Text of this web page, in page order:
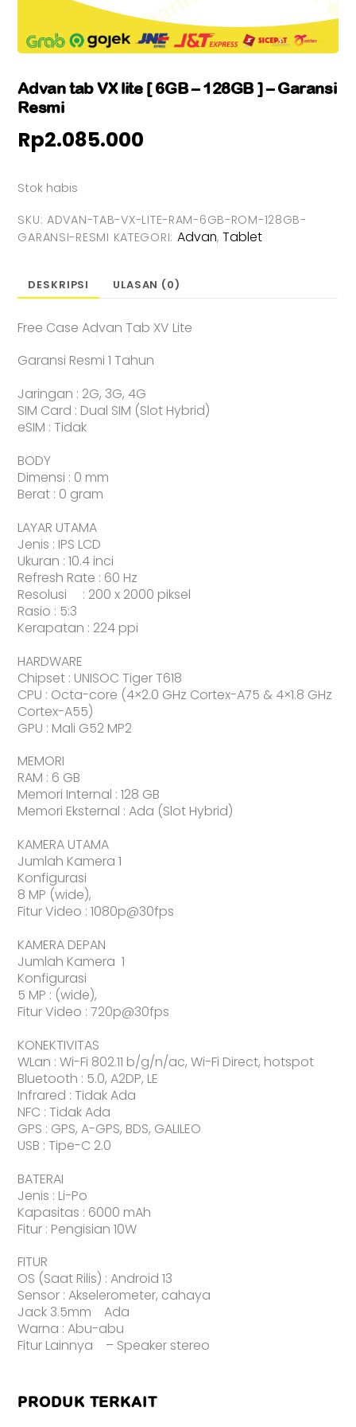
Advan tab VX lite [ 6GB – 128GB ] – Garansi
Resmi
Rp2.085.000
Stok habis
SKU:ADVAN-TAB-VX-LITE-RAM-6GB-ROM-128GB-
GARANSI-RESMI KATEGORI: Advan,Tablet
DESKRIPSI ULASAN (0)
Free Case Advan Tab XV Lite
Garansi Resmi 1 Tahun
Jaringan : 2G, 3G, 4G
SIM Card : Dual SIM (Slot Hybrid)
eSIM : Tidak
BODY
Dimensi : 0 mm
Berat : 0 gram
LAYAR UTAMA
Jenis : IPS LCD
Ukuran : 10.4 inci
Refresh Rate : 60 Hz
Resolusi : 200 x 2000 piksel
Rasio : 5:3
Kerapatan : 224 ppi
HARDWARE
Chipset : UNISOC Tiger T618
CPU : Octa-core (4×2.0 GHz Cortex-A75 & 4×1.8 GHz
Cortex-A55)
GPU : Mali G52 MP2
MEMORI
RAM : 6 GB
Memori Internal : 128 GB
Memori Eksternal : Ada (Slot Hybrid)
KAMERA UTAMA
Jumlah Kamera 1
Konfigurasi
8 MP (wide),
Fitur Video : 1080p@30fps
KAMERA DEPAN
Jumlah Kamera 1
Konfigurasi
5 MP : (wide),
Fitur Video : 720p@30fps
KONEKTIVITAS
WLan : Wi-Fi 802.11 b/g/n/ac, Wi-Fi Direct, hotspot
Bluetooth : 5.0, A2DP, LE
Infrared : Tidak Ada
NFC : Tidak Ada
GPS : GPS, A-GPS, BDS, GALILEO
USB : Tipe-C 2.0
BATERAI
Jenis : Li-Po
Kapasitas : 6000 mAh
Fitur : Pengisian 10W
FITUR
OS (Saat Rilis) : Android 13
Sensor : Akselerometer, cahaya
Jack 3.5mm Ada
Warna : Abu-abu
Fitur Lainnya – Speaker stereo
PRODUK TERKAIT